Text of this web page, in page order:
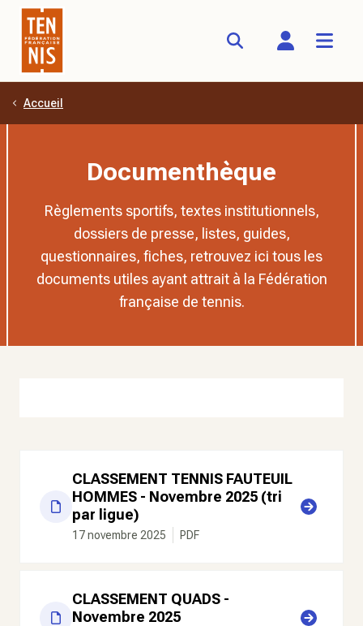
Aller au contenu principal
Accueil
Documenthèque
Règlements sportifs, textes institutionnels,
dossiers de presse, listes, guides,
questionnaires, fiches, retrouvez ici tous les
documents utiles ayant attrait à la Fédération
française de tennis.
CLASSEMENT TENNIS FAUTEUIL
HOMMES - Novembre 2025 (tri
par ligue)
17 novembre 2025 PDF
CLASSEMENT QUADS -
Novembre 2025